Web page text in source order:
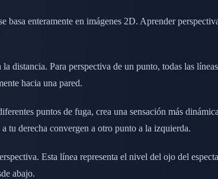
basa enteramente en imágenes 2D. Aprender
distancia. Para perspectiva de un punto, todas las
hacia una pared.
puntos de fuga, crea una sensación más
tu derecha convergen a otro punto a la izquierda.
Esta línea representa el nivel del ojo del
abajo.